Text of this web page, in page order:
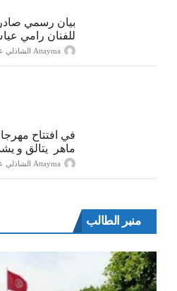
بيان رسمي
للفنان رامي
Attayma الشاذلي عرايبية
في افتتاح
ماهر يتالق و
Attayma الشاذلي عرايبية
منبر الطالب